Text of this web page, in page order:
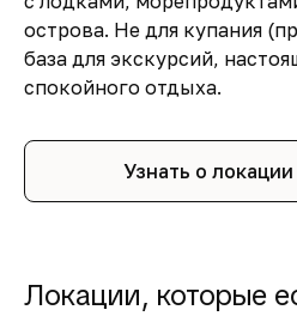
острова. Не для купания
база для экскурсий,
спокойного отдыха.
Узнать о
Локации, которые